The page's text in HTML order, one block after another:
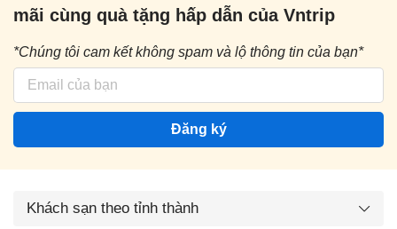
mãi cùng quà tặng hấp dẫn của Vntrip
*Chúng tôi cam kết không spam và lộ thông tin của bạn*
Đăng ký
Khách sạn theo tỉnh thành